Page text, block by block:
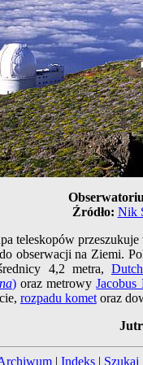
Źródło: Nik
teleskopów przeszukuje
obserwacji na Ziemi.
4,2 metra,
)oraz metrowyJacobus
rozpadu kometoraz
| Indeks| Szukaj